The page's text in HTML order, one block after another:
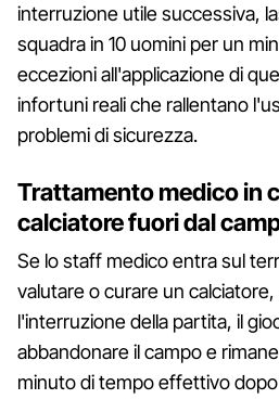
interruzione utile successiva,
squadra in 10 uomini per un
eccezioni all'applicazione di
infortuni reali che rallentano
problemi di sicurezza.
Trattamento medico in
calciatore fuori dal
Se lo staff medico entra sul
valutare o curare un
l'interruzione della partita, il
abbandonare il campo e
minuto di tempo effettivo dopo